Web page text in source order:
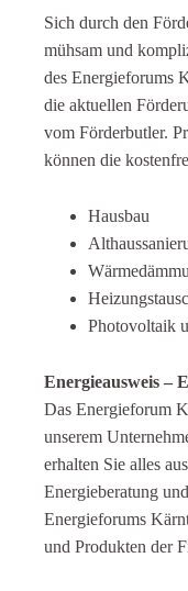
Sich durch den
mühsam und
des Energieforums
die aktuellen
vom Förderbutler.
können die
Hausbau
Photovoltaik
Energieausweis –
Das Energieforum
unserem
erhalten Sie alles
Energieberatung
Energieforums
und Produkten der